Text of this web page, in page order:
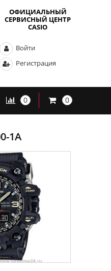
ОФИЦИАЛЬНЫЙ
СЕРВИСНЫЙ ЦЕНТР
CASIO
Войти
Регистрация
0 0
1A